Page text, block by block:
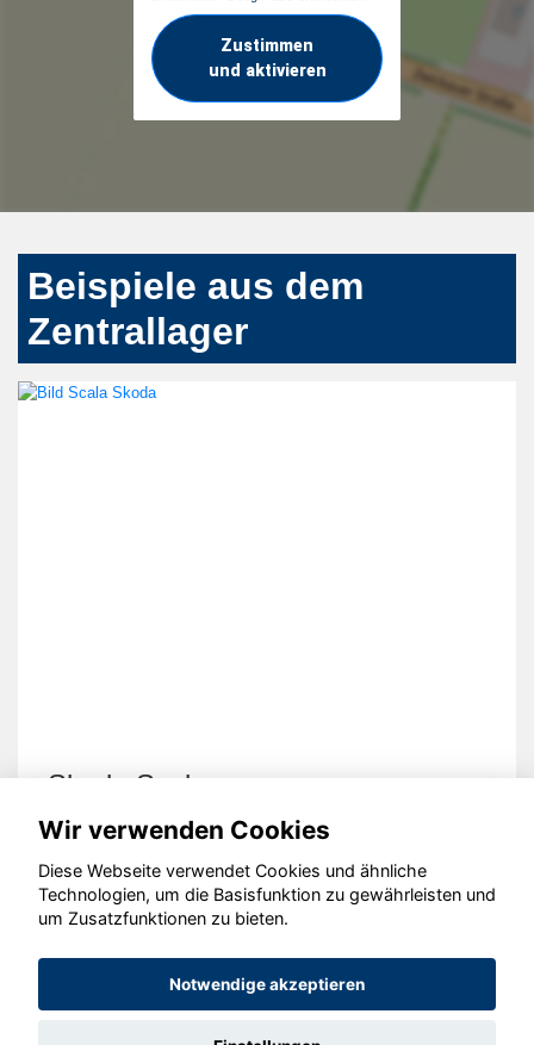
Zustimmen
und aktivieren
Beispiele aus dem
Zentrallager
Skoda Scala
© konjunkturmotor.de GmbH 2020 - 2026
Wir verwenden Cookies
Diese Webseite verwendet Cookies und ähnliche
Technologien, um die Basisfunktion zu gewährleisten und
um Zusatzfunktionen zu bieten.
Notwendige akzeptieren